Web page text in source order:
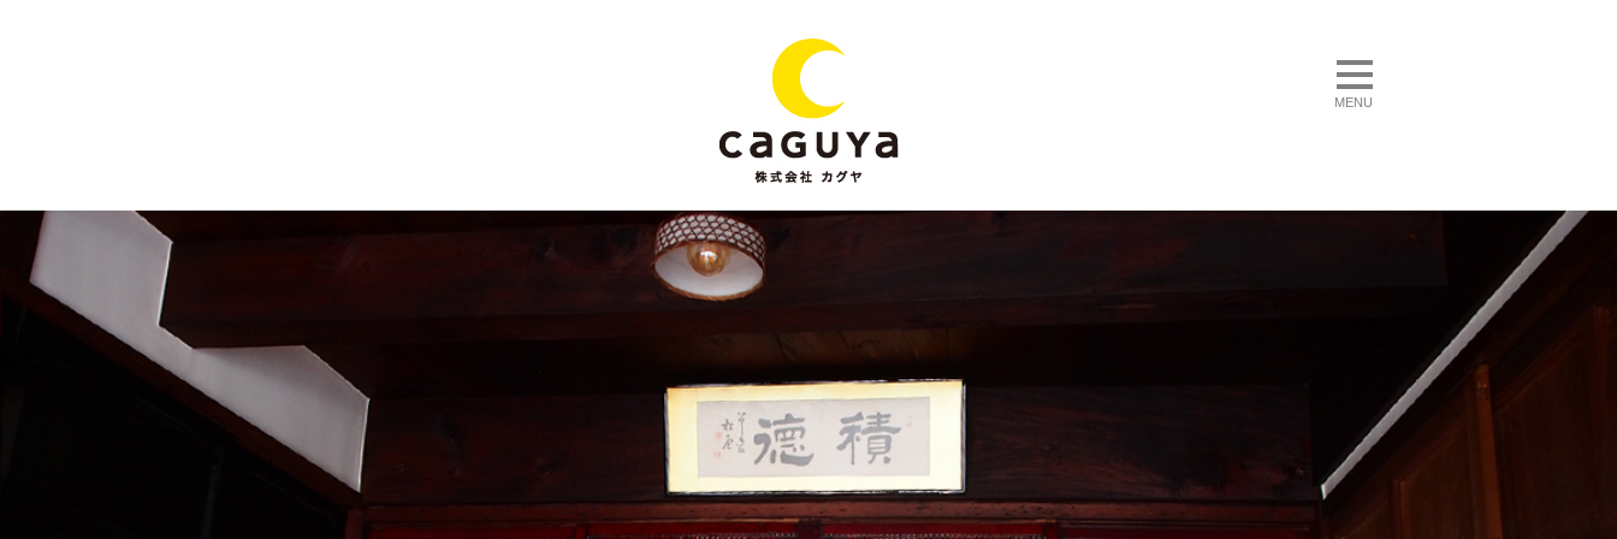
toggle navigation
MENU